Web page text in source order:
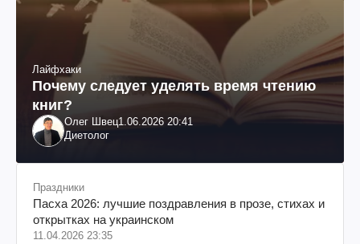
Лайфхаки
Почему следует уделять время чтению
книг?
Олег Швец1.06.2026 20:41
Диетолог
Праздники
Пасха 2026: лучшие поздравления в прозе, стихах и
открытках на украинском
11.04.2026 23:35